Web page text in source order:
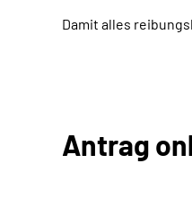
Damit alles
Antrag